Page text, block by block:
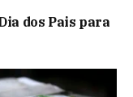
dos Pais para